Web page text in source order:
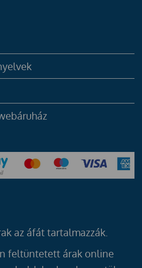
az áfát tartalmazzák.
feltüntetett árak online